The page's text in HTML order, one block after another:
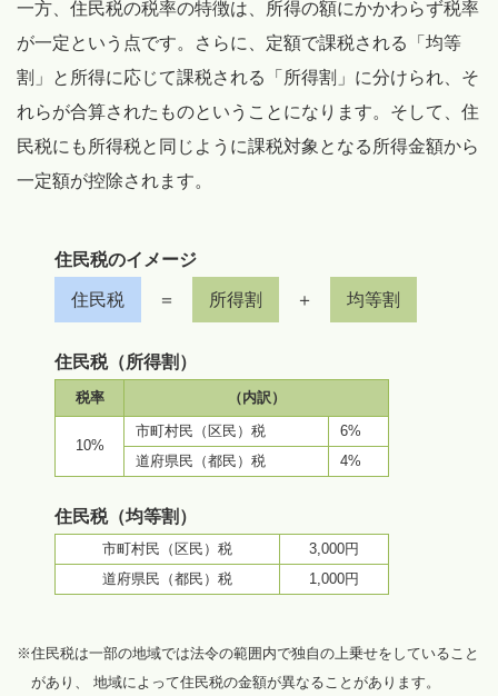
一方、住民税の税率の特徴は、所得の額にかかわらず税率
が一定という点です。さらに、定額で課税される「均等
割」と所得に応じて課税される「所得割」に分けられ、そ
れらが合算されたものということになります。そして、住
民税にも所得税と同じように課税対象となる所得金額から
一定額が控除されます。
住民税のイメージ
住民税 ＝ 所得割 ＋ 均等割
住民税（所得割）
税率 （内訳）
10%
市町村民（区民）税
6%
道府県民（都民）税
4%
住民税（均等割）
市町村民（区民）税
3,000円
道府県民（都民）税
1,000円
※住民税は一部の地域では法令の範囲内で独自の上乗せをしていること
があり、 地域によって住民税の金額が異なることがあります。